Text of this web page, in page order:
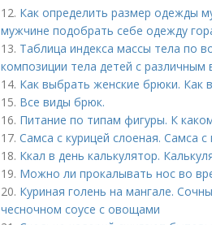
12. Как определить размер одежды
мужчине подобрать себе одежду
13. Таблица индекса массы тела по
композиции тела детей с различным
14. Как выбрать женские брюки. Как
15. Все виды брюк.
16. Питание по типам фигуры. К
17. Самса с курицей слоеная. Самса
18. Ккал в день калькулятор.
19. Можно ли прокалывать нос во
20. Куриная голень на мангале.
чесночном соусе с овощами